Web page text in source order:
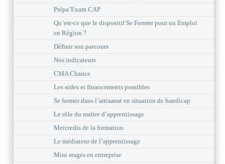
Prépa’Exam CAP
Qu’est-ce que le dispositif Se Former pour un Emploi
en Région ?
Définir son parcours
Nos indicateurs
CMA Chance
Les aides et financements possibles
Se former dans l’artisanat en situation de handicap
Le rôle du maître d’apprentissage
Mercredis de la formation
Le médiateur de l’apprentissage
Mini stages en entreprise